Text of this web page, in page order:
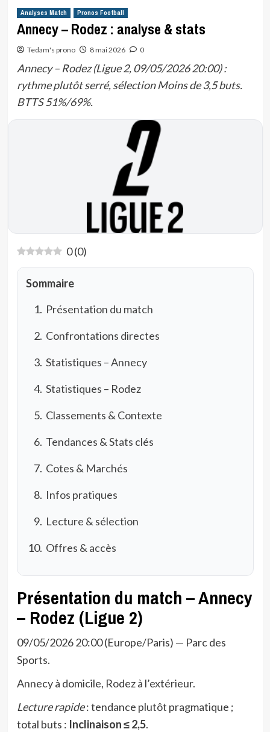
Analyses Match Pronos Football
Annecy – Rodez : analyse & stats
Tedam's prono 8 mai 2026 0
Annecy – Rodez (Ligue 2, 09/05/2026 20:00) :
rythme plutôt serré, sélection Moins de 3,5 buts.
BTTS 51%/69%.
0(0)
Sommaire
Présentation du match
Confrontations directes
Statistiques – Annecy
Statistiques – Rodez
Classements & Contexte
Tendances & Stats clés
Cotes & Marchés
Infos pratiques
Lecture & sélection
Offres & accès
Présentation du match – Annecy
– Rodez (Ligue 2)
09/05/2026 20:00 (Europe/Paris) — Parc des
Sports.
Annecy à domicile, Rodez à l’extérieur.
Lecture rapide: tendance plutôt pragmatique ;
total buts : Inclinaison ≤ 2,5.